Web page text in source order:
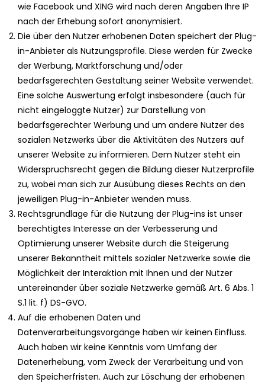
wie Facebook und XING wird nach deren Angaben Ihre IP
nach der Erhebung sofort anonymisiert.
Die über den Nutzer erhobenen Daten speichert der Plug-
in-Anbieter als Nutzungsprofile. Diese werden für Zwecke
der Werbung, Marktforschung und/oder
bedarfsgerechten Gestaltung seiner Website verwendet.
Eine solche Auswertung erfolgt insbesondere (auch für
nicht eingeloggte Nutzer) zur Darstellung von
bedarfsgerechter Werbung und um andere Nutzer des
sozialen Netzwerks über die Aktivitäten des Nutzers auf
unserer Website zu informieren. Dem Nutzer steht ein
Widerspruchsrecht gegen die Bildung dieser Nutzerprofile
zu, wobei man sich zur Ausübung dieses Rechts an den
jeweiligen Plug-in-Anbieter wenden muss.
Rechtsgrundlage für die Nutzung der Plug-ins ist unser
berechtigtes Interesse an der Verbesserung und
Optimierung unserer Website durch die Steigerung
unserer Bekanntheit mittels sozialer Netzwerke sowie die
Möglichkeit der Interaktion mit Ihnen und der Nutzer
untereinander über soziale Netzwerke gemäß Art. 6 Abs. 1
S.1 lit. f) DS-GVO.
Auf die erhobenen Daten und
Datenverarbeitungsvorgänge haben wir keinen Einfluss.
Auch haben wir keine Kenntnis vom Umfang der
Datenerhebung, vom Zweck der Verarbeitung und von
den Speicherfristen. Auch zur Löschung der erhobenen